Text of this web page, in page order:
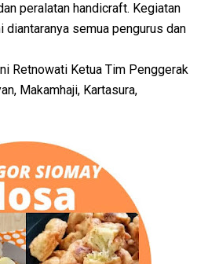
peralatan handicraft. Kegiatan
diantaranya semua pengurus dan
Retnowati Ketua Tim Penggerak
Makamhaji, Kartasura,